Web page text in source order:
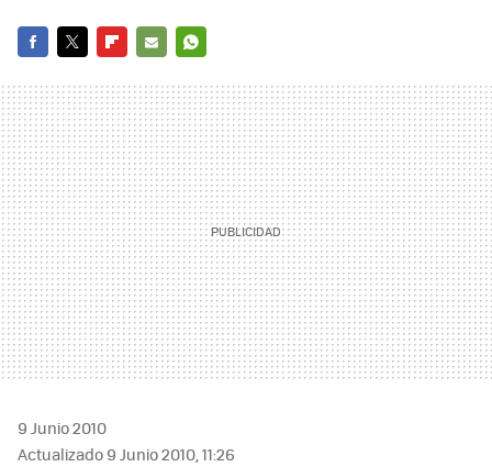
MAIL
9 Junio 2010
Actualizado 9 Junio 2010, 11:26